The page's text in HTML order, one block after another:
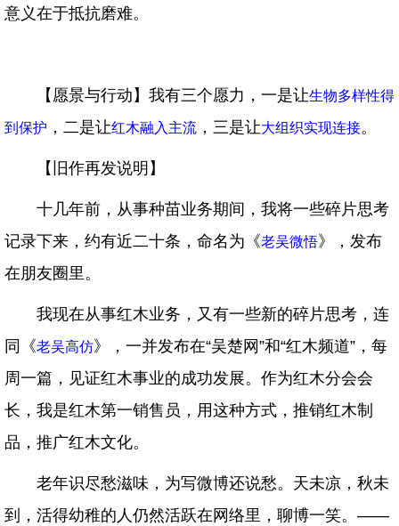
意义在于抵抗磨难。
【愿景与行动】我有三个愿力，一是让生物多样性得
到保护 ，二是让红木融入主流 ，三是让大组织实现连接。
【旧作再发说明】
十几年前，从事种苗业务期间，我将一些碎片思考
记录下来，约有近二十条，命名为《老吴微悟》，发布
在朋友圈里。
我现在从事红木业务，又有一些新的碎片思考，连
同《老吴高仿》，一并发布在“吴楚网”和“红木频道”，每
周一篇，见证红木事业的成功发展。作为红木分会会
长，我是红木第一销售员，用这种方式，推销红木制
品，推广红木文化。
老年识尽愁滋味，为写微博还说愁。天未凉，秋未
到，活得幼稚的人仍然活跃在网络里，聊博一笑。——